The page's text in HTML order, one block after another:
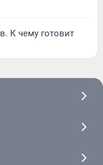
К чему готовит